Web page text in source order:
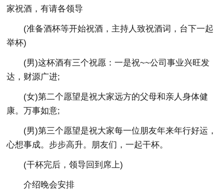
家祝酒，有请各领导
(准备酒杯等开始祝酒，主持人致祝酒词，台下一起
举杯)
(男)这杯酒有三个祝愿：一是祝~~公司事业兴旺发
达，财源广进;
(女)第二个愿望是祝大家远方的父母和亲人身体健
康。万事如意;
(男)第三个愿望是祝大家每一位朋友年来年行好运，
心想事成。步步高升。朋友们，一起干杯。
(干杯完后，领导回到席上)
介绍晚会安排